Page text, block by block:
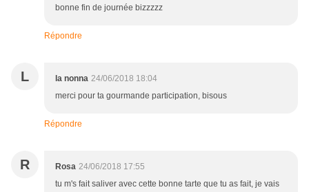
bonne fin de journée bizzzzz
Répondre
L la nonna 24/06/2018 18:04
merci pour ta gourmande participation, bisous
Répondre
R Rosa 24/06/2018 17:55
tu m's fait saliver avec cette bonne tarte que tu as fait, je vais